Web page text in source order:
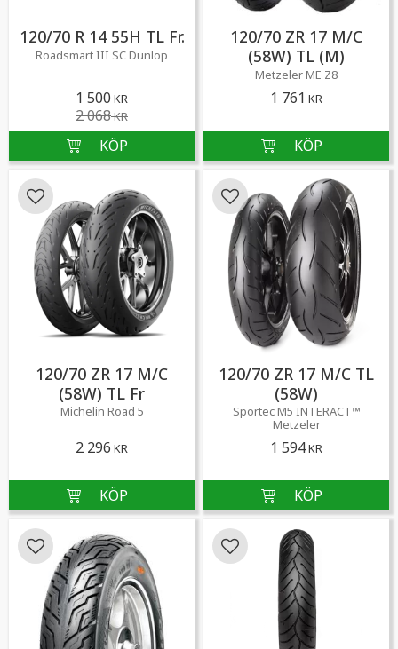
120/70 R 14 55H TL Fr.
Roadsmart III SC Dunlop
1 500 KR
2 068KR
120/70 ZR 17 M/C
(58W) TL (M)
Metzeler ME Z8
1 761 KR
120/70 ZR 17 M/C
(58W) TL Fr
Michelin Road 5
2 296 KR
Lägg till i favoriter
120/70 ZR 17 M/C TL
(58W)
Sportec M5 INTERACT™
Metzeler
1 594KR
Lägg till i favoriter
Lägg till i favoriter Lägg till i favoriter